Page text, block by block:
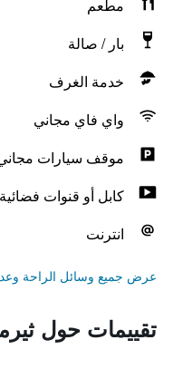
مطعم
بار / صالة
خدمة الغرف
واي فاي مجاني
موقف سيارات
كابل أو قنوات فضائية
انترنت
عرض جميع وسائل الراحة
تقييمات حول